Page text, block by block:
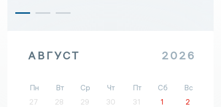
АВГУСТ 2026
Пн Вт Ср Чт Пт Сб
Вс
27
28 29 30 31 1
2